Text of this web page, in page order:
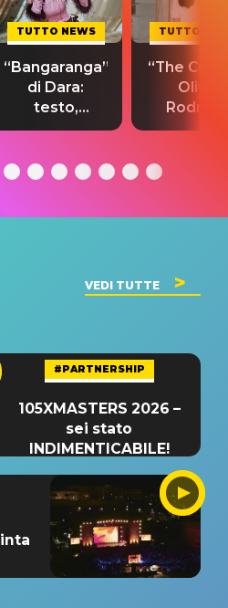
TUTTO NEWS
“Bangaranga”
di Dara:
testo,
traduzione e
del singolo
TUTTO
“The
Olivia
testo,
VEDI TUTTE
#PARTNERSHIP
105XMASTERS 2026 –
sei stato
INDIMENTICABILE!